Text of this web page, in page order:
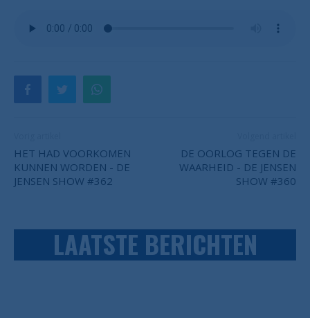
HET HAD VOORKOMEN
KUNNEN WORDEN - DE
JENSEN SHOW #362
DE OORLOG TEGEN DE
WAARHEID - DE JENSEN
SHOW #360
LAATSTE BERICHTEN